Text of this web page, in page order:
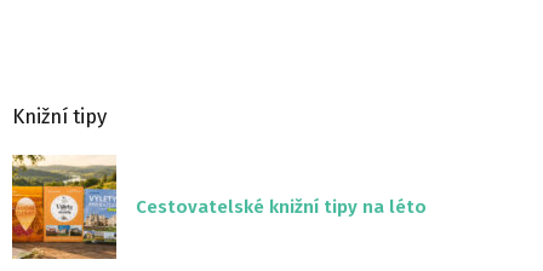
Knižní tipy
Cestovatelské knižní tipy na léto